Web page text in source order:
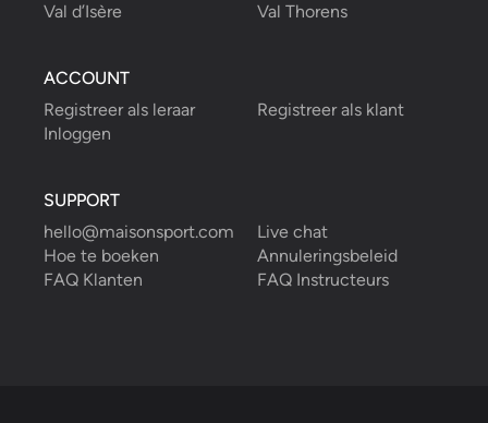
Val d’Isère
Val Thorens
ACCOUNT
Registreer als leraar
Registreer als klant
Inloggen
SUPPORT
hello@maisonsport.com
Live chat
Hoe te boeken
Annuleringsbeleid
FAQ Klanten
FAQ Instructeurs